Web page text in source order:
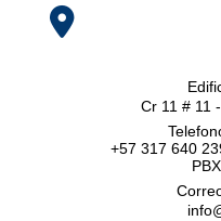
Cr 11 # 11
+57 317 640